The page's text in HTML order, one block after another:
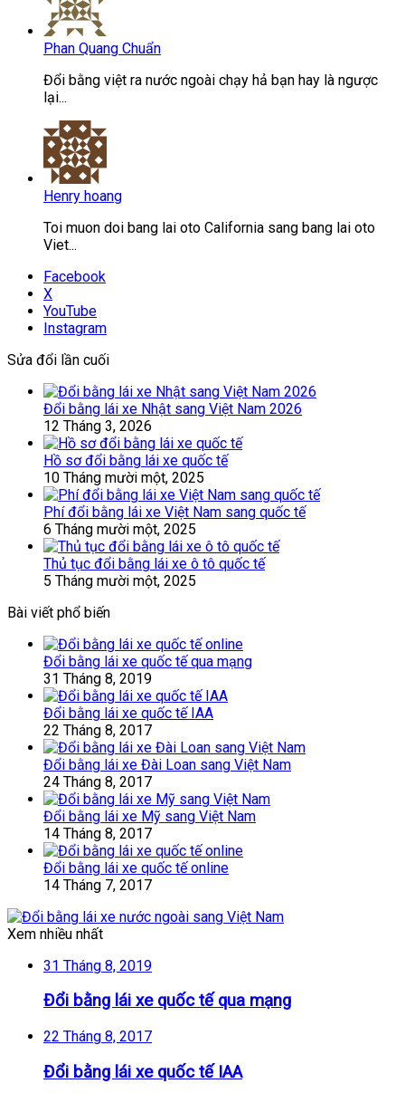
Phan Quang Chuẩn
Đổi bằng việt ra nước ngoài chạy hả bạn hay là ngược
lại...
Henry hoang
Toi muon doi bang lai oto California sang bang lai oto
Viet...
Facebook
X
YouTube
Instagram
Sửa đổi lần cuối
Đổi bằng lái xe Nhật sang Việt Nam 2026
12 Tháng 3, 2026
Hồ sơ đổi bằng lái xe quốc tế
10 Tháng mười một, 2025
Phí đổi bằng lái xe Việt Nam sang quốc tế
6 Tháng mười một, 2025
Thủ tục đổi bằng lái xe ô tô quốc tế
5 Tháng mười một, 2025
Bài viết phổ biến
Đổi bằng lái xe quốc tế qua mạng
31 Tháng 8, 2019
Đổi bằng lái xe quốc tế IAA
22 Tháng 8, 2017
Đổi bằng lái xe Đài Loan sang Việt Nam
24 Tháng 8, 2017
Đổi bằng lái xe Mỹ sang Việt Nam
14 Tháng 8, 2017
Đổi bằng lái xe quốc tế online
14 Tháng 7, 2017
Xem nhiều nhất
31 Tháng 8, 2019
Đổi bằng lái xe quốc tế qua mạng
22 Tháng 8, 2017
Đổi bằng lái xe quốc tế IAA